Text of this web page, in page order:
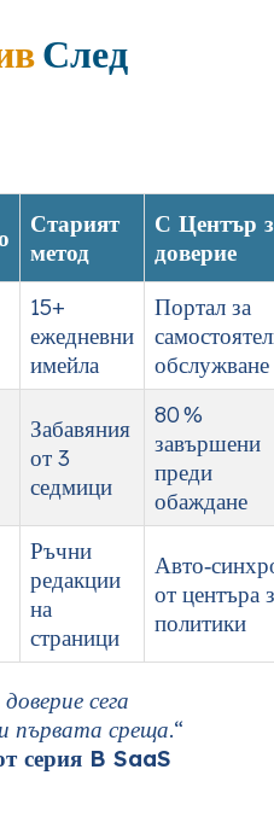
След
Старият
метод
С Център
доверие
15+
ежедневни
имейла
Портал за
обслужване
Забавяния
от 3
седмици
80 %
завършени
преди
обаждане
Ръчни
редакции
на
страници
от центъра
политики
сега
първата среща.“
серия B SaaS